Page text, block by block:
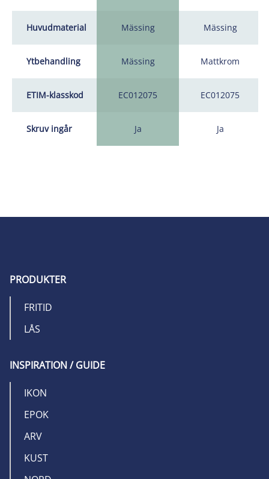
Huvudmaterial
Ytbehandling
ETIM-klasskod
Skruv ingår
Mässing
Mässing
EC012075
Ja
Mässing
Mattkrom
EC012075
Ja
PRODUKTER
FRITID
LÅS
INSPIRATION / GUIDE
IKON
EPOK
ARV
KUST